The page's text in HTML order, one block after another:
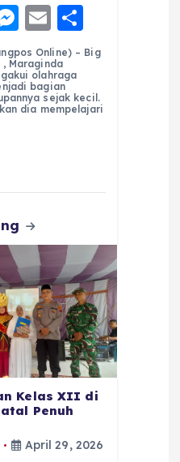
M
e
ss
e
n
E
m
ai
l
h
a
re
Online) – Big
, Maraginda
olahraga
bagian
sejak kecil.
dia mempelajari
Kelas XII di
Penuh
April 29, 2026